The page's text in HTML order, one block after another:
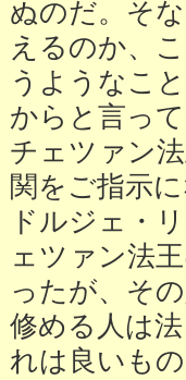
ぬのだ。そ
えるのか、
うようなこ
からと言っ
チェツァン
関をご指示
ドルジェ・
ェツァン法
ったが、そ
修める人は
れは良いも